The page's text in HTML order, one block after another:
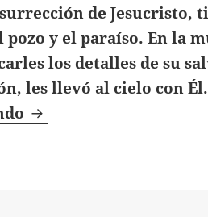
de Jesucristo,
pozo y el paraíso. En la
los detalles de su
les llevó al cielo con Él.
Seol, Sheol